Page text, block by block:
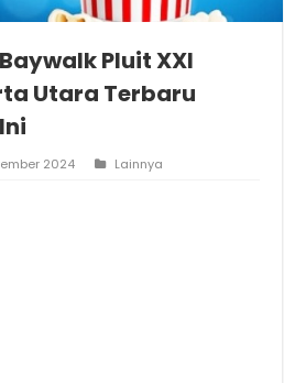
Pluit XXI
Utara Terbaru
2024 Lainnya